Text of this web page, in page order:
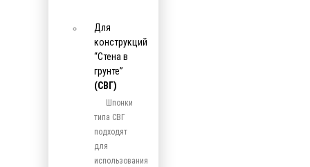
Для
конструкций
“Стена в
грунте”
(СВГ)
Шпонки
типа СВГ
подходят
для
использования